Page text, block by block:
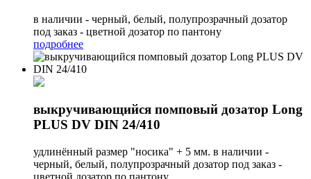
в наличии - черный, белый, полупрозрачный дозатор
под заказ - цветной дозатор по пантону
подробнее
выкручивающийся помповый дозатор Long
PLUS DV DIN 24/410
удлинённый размер "носика" + 5 мм. в наличии -
черный, белый, полупрозрачный дозатор под заказ -
цветной дозатор по пантону